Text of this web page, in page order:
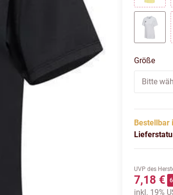
Größe
Bitte
Bestellbar
UVP des
7,18 €
inkl. 19%